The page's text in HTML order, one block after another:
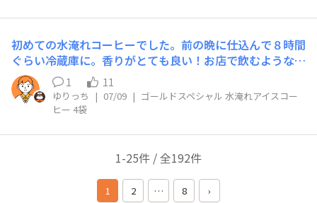
初めての水淹れコーヒーでした。前の晩に仕込んで８時間
ぐらい冷蔵庫に。香りがとても良い！お店で飲むようなお
味で美味しかったです。コーヒーバッグのコーヒーの量が
多いから試しに再度水を足して小一時間程度おいてみまし
た！水分補給に良さそうなアイスコーヒーができあがり。
ようかな。
1 11
ゆりっち | 07/09 | ゴールドスペシャル 水淹れアイスコー
ヒー 4袋
1-25件 / 全192件
1 2 … 8 ›